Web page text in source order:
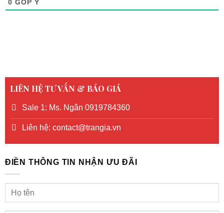
0 GÓP Ý
LIÊN HỆ TƯ VẤN & BÁO GIÁ
Sale 1: Ms. Ngân 0919784360
Liên hệ: contact@trangia.vn
ĐIỀN THÔNG TIN NHẬN ƯU ĐÃI